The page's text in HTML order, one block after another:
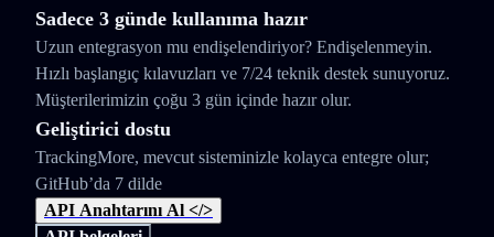
Sadece 3 günde kullanıma hazır
Uzun entegrasyon mu endişelendiriyor? Endişelenmeyin.
Hızlı başlangıç kılavuzları ve 7/24 teknik destek sunuyoruz.
Müşterilerimizin çoğu 3 gün içinde hazır olur.
Geliştirici dostu
TrackingMore, mevcut sisteminizle kolayca entegre olur;
GitHub’da 7 dilde
API Anahtarını Al </>